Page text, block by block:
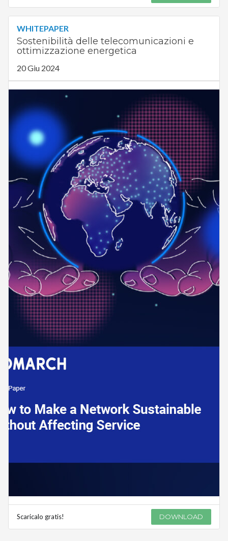
WHITEPAPER
Sostenibilità delle telecomunicazioni e
ottimizzazione energetica
20 Giu 2024
Scaricalo gratis! DOWNLOAD